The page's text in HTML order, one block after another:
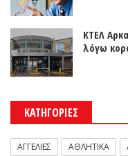
ΚΤΕΛ
λόγω
ΚΑΤΗΓΟΡΙΕΣ
ΑΓΓΕΛΙΕΣ ΑΘΛΗΤΙΚΑ